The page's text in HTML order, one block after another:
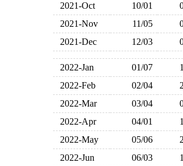
2021-Oct
10/01
2021-Nov
11/05
2021-Dec
12/03
2022-Jan 01/07
2022-Feb
02/04
2022-Mar
03/04
2022-Apr
04/01
2022-May
05/06
2022-Jun
06/03